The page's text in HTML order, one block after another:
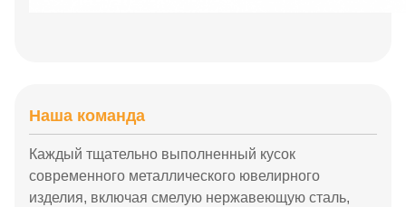
Наша команда
Каждый тщательно выполненный кусок
современного металлического ювелирного
изделия, включая смелую нержавеющую сталь,